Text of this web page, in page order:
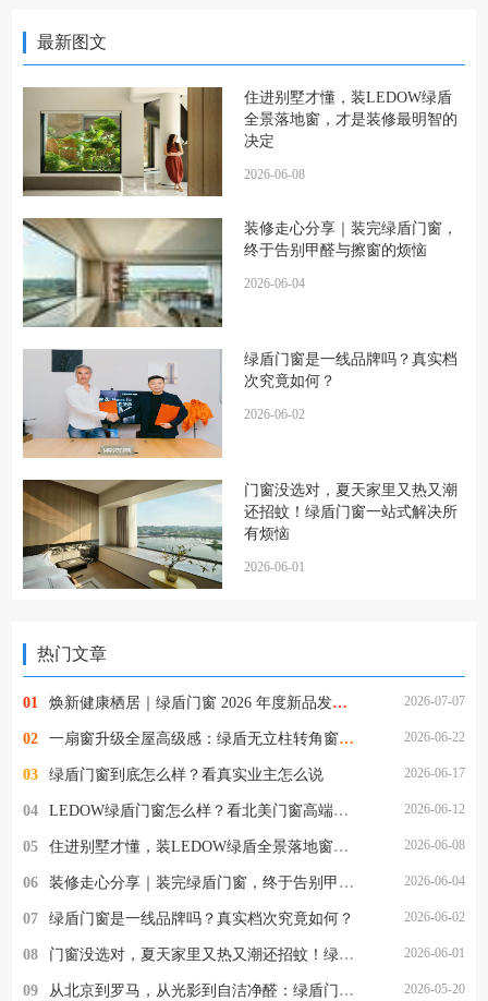
最新图文
住进别墅才懂，装LEDOW绿盾
全景落地窗，才是装修最明智的
决定
2026-06-08
装修走心分享｜装完绿盾门窗，
终于告别甲醛与擦窗的烦恼
2026-06-04
绿盾门窗是一线品牌吗？真实档
次究竟如何？
2026-06-02
门窗没选对，夏天家里又热又潮
还招蚊！绿盾门窗一站式解决所
有烦恼
2026-06-01
热门文章
01 焕新健康栖居｜绿盾门窗 2026 年度新品发布，助力健康人居再升级！ 2026-07-07
02 一扇窗升级全屋高级感：绿盾无立柱转角窗，解锁 270°通透人居 2026-06-22
03 绿盾门窗到底怎么样？看真实业主怎么说 2026-06-17
04 LEDOW绿盾门窗怎么样？看北美门窗高端市场头部品牌是如何炼成的 2026-06-12
05 住进别墅才懂，装LEDOW绿盾全景落地窗，才是装修最明智的决定 2026-06-08
06 装修走心分享｜装完绿盾门窗，终于告别甲醛与擦窗的烦恼 2026-06-04
07 绿盾门窗是一线品牌吗？真实档次究竟如何？ 2026-06-02
08 门窗没选对，夏天家里又热又潮还招蚊！绿盾门窗一站式解决所有烦恼 2026-06-01
09 从北京到罗马，从光影到自洁净醛：绿盾门窗2026的品牌跃迁与美学破局 2026-05-20